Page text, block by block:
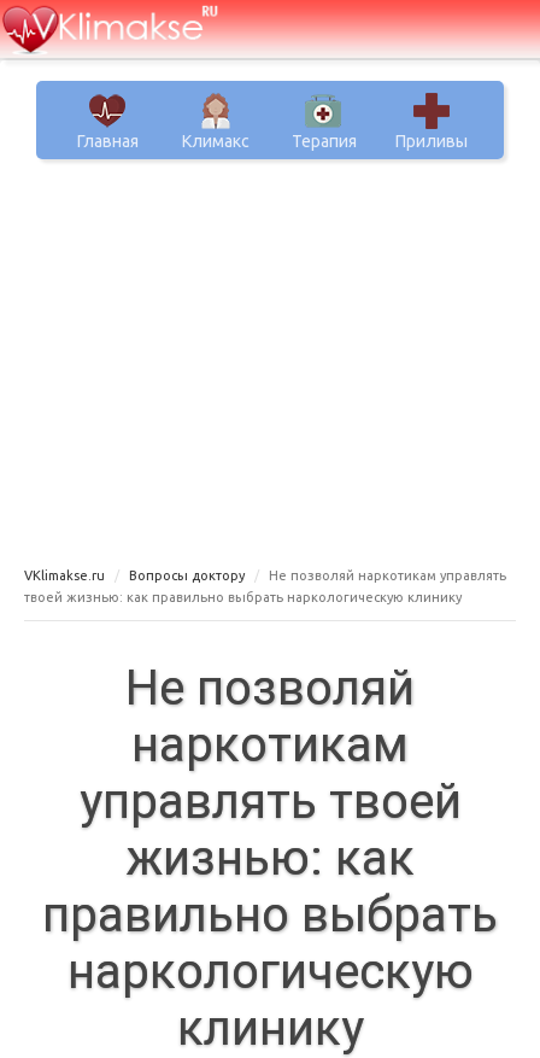
Главная Климакс Терапия Приливы
VKlimakse.ru Вопросы доктору
Не позволяй наркотикам управлять
твоей жизнью: как правильно выбрать наркологическую клинику
Не позволяй
наркотикам
управлять твоей
жизнью: как
правильно выбрать
наркологическую
клинику